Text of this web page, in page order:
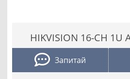
HIKVISION 16-CH 1U
Запитай